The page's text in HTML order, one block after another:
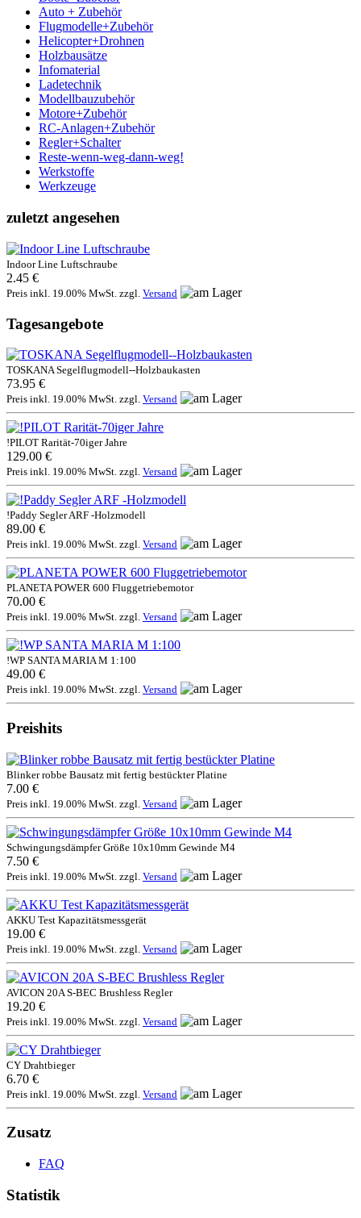
Auto + Zubehör
Flugmodelle+Zubehör
Helicopter+Drohnen
Holzbausätze
Infomaterial
Ladetechnik
Modellbauzubehör
Motore+Zubehör
RC-Anlagen+Zubehör
Regler+Schalter
Reste-wenn-weg-dann-weg!
Werkstoffe
Werkzeuge
zuletzt angesehen
Indoor Line Luftschraube
2.45 €
Preis inkl. 19.00% MwSt. zzgl. Versand
Tagesangebote
TOSKANA Segelflugmodell--Holzbaukasten
73.95 €
Preis inkl. 19.00% MwSt. zzgl. Versand
!PILOT Rarität-70iger Jahre
129.00 €
Preis inkl. 19.00% MwSt. zzgl. Versand
!Paddy Segler ARF -Holzmodell
89.00 €
Preis inkl. 19.00% MwSt. zzgl. Versand
PLANETA POWER 600 Fluggetriebemotor
70.00 €
Preis inkl. 19.00% MwSt. zzgl. Versand
!WP SANTA MARIA M 1:100
49.00 €
Preis inkl. 19.00% MwSt. zzgl. Versand
Preishits
Blinker robbe Bausatz mit fertig bestückter Platine
7.00 €
Preis inkl. 19.00% MwSt. zzgl. Versand
Schwingungsdämpfer Größe 10x10mm Gewinde M4
7.50 €
Preis inkl. 19.00% MwSt. zzgl. Versand
AKKU Test Kapazitätsmessgerät
19.00 €
Preis inkl. 19.00% MwSt. zzgl. Versand
AVICON 20A S-BEC Brushless Regler
19.20 €
Preis inkl. 19.00% MwSt. zzgl. Versand
CY Drahtbieger
6.70 €
Preis inkl. 19.00% MwSt. zzgl. Versand
Zusatz
FAQ
Statistik